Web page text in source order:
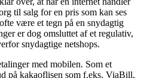
til salg for en pris som kan ses
være et tegn på en snydagtig
er dog omsluttet af et regulativ,
snydagtige netshops.
med mobilen. Som et
på kakaoflisen som f.eks. ViaBill,